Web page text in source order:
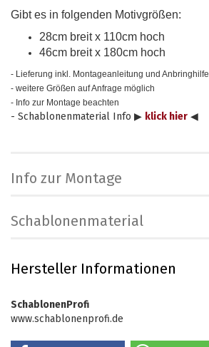
Gibt es in folgenden Motivgrößen:
28cm breit x 110cm hoch
46cm breit x 180cm hoch
- Lieferung inkl. Montageanleitung und Anbringhilfe
- weitere Größen auf Anfrage möglich
- Info zur Montage beachten
- Schablonenmaterial Info ▶ klick hier ◀
Info zur Montage
Schablonenmaterial
Hersteller Informationen
SchablonenProfi
www.schablonenprofi.de